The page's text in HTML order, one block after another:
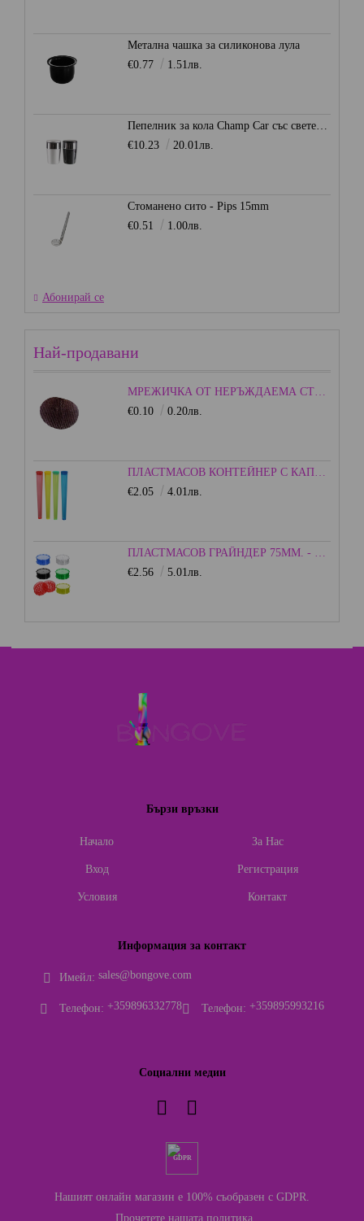
Метална чашка за силиконова лула
€0.77
1.51лв.
Пепелник за кола Champ Car със светеща LED светлина
€10.23
20.01лв.
Стоманено сито - Pips 15mm
€0.51
1.00лв.
Абонирай се
Най-продавани
МРЕЖИЧКА ОТ НЕРЪЖДАЕМА СТОМАНА - 15ММ.
€0.10
0.20лв.
ПЛАСТМАСОВ КОНТЕЙНЕР С КАПАЧКА - ЦВЕТЕН
€2.05
4.01лв.
ПЛАСТМАСОВ ГРАЙНДЕР 75ММ. - HEISENBERG
€2.56
5.01лв.
Бързи връзки
Начало За Нас
Вход Регистрация
Условия Контакт
Информация за контакт
Имейл: sales@bongove.com
Телефон: +359896332778 Телефон: +359895993216
Социални медии
GDPR
Нашият онлайн магазин е 100% съобразен с GDPR.
Прочетете нашата политика